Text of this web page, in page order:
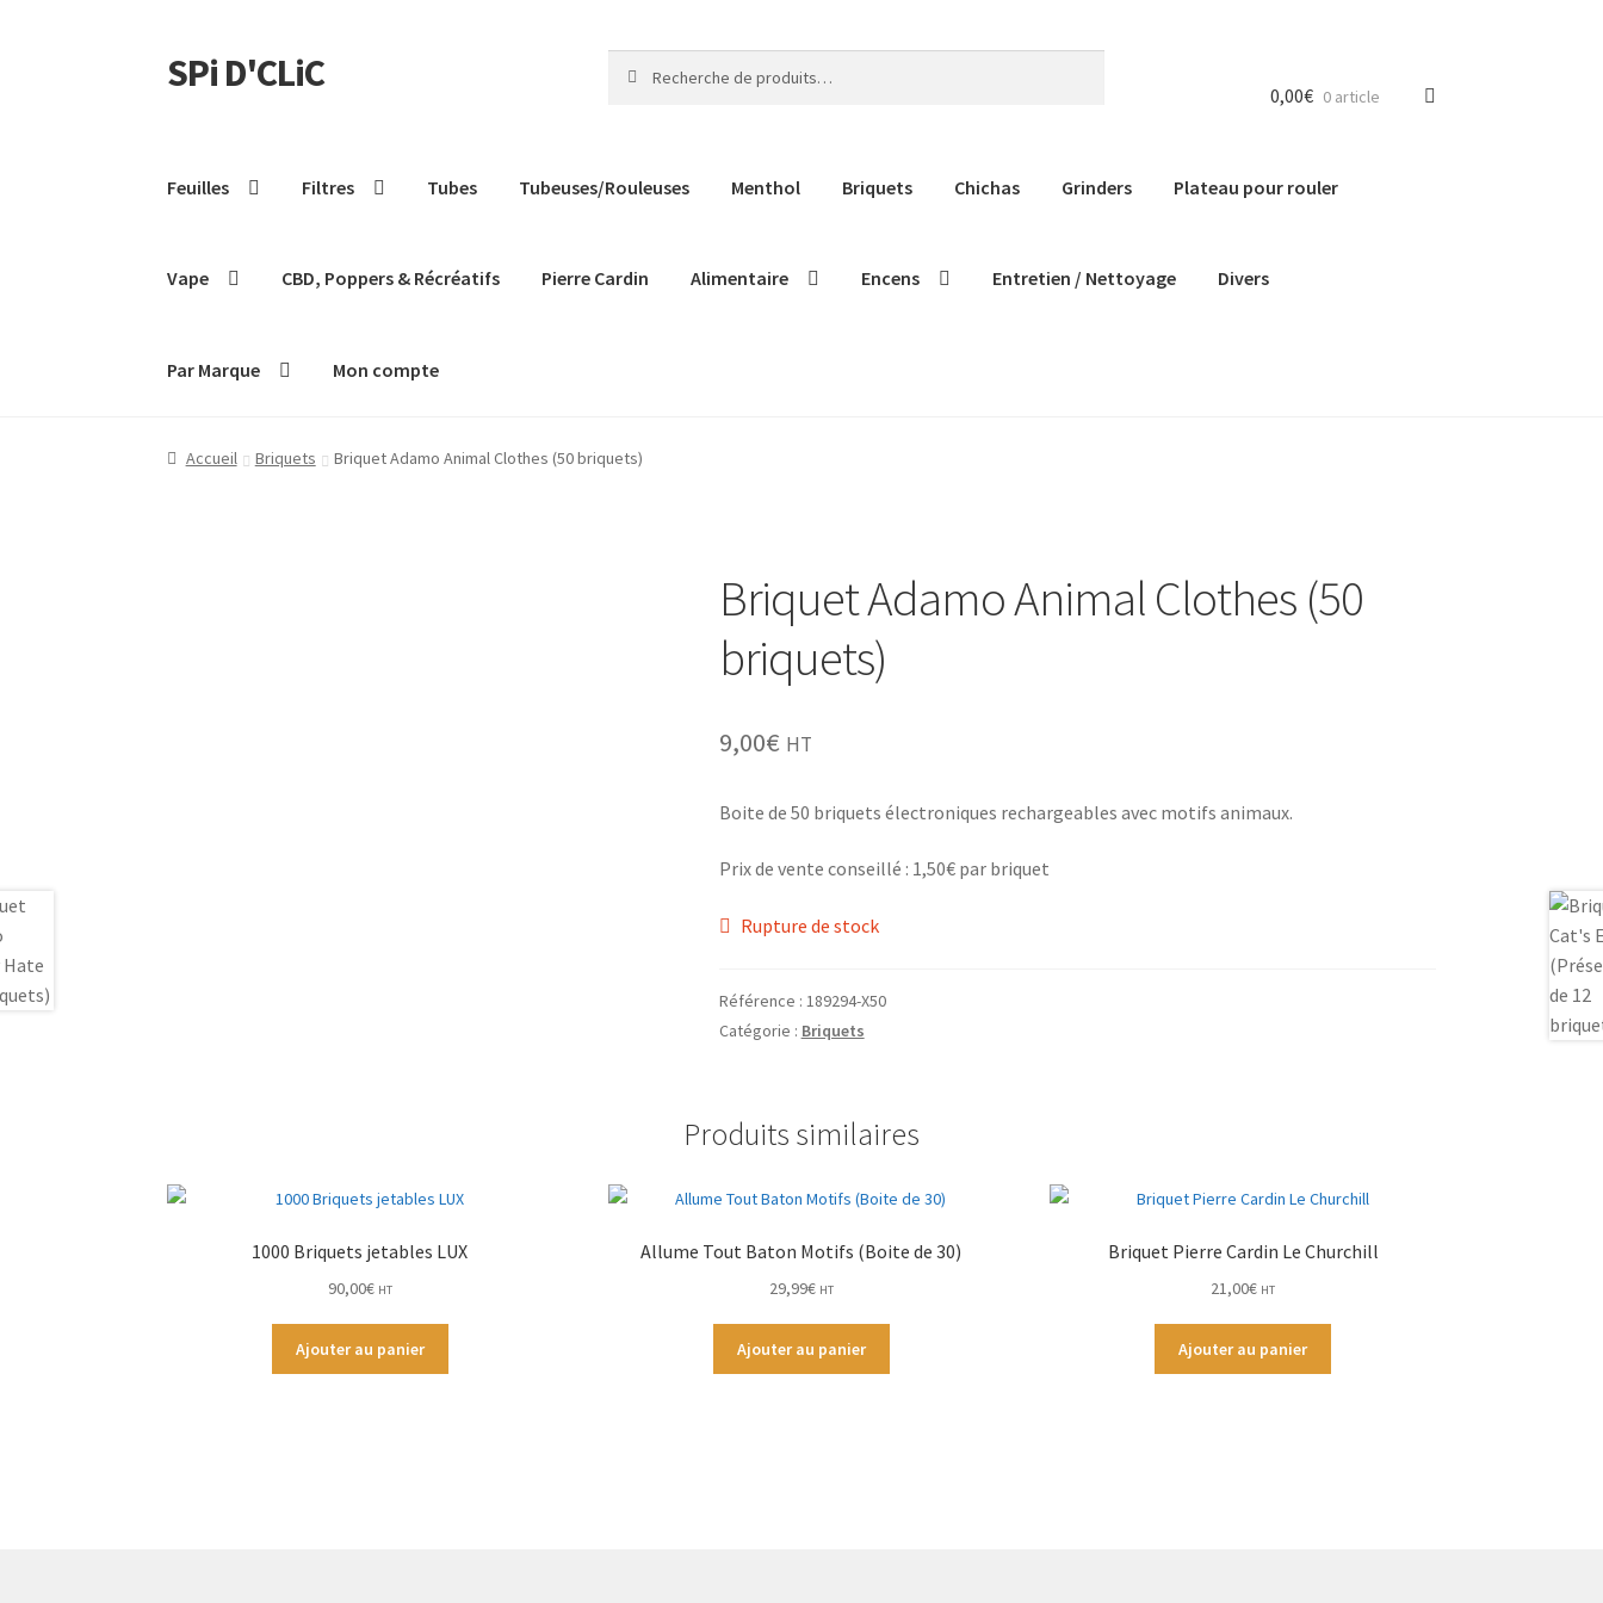
SPi D'CLiC
pour :
0,00€ 0 article
Feuilles Filtres Tubes Tubeuses/Rouleuses Menthol Briquets Chichas Grinders Plateau pour rouler
Vape CBD, Poppers & Récréatifs Pierre Cardin Alimentaire Encens Entretien / Nettoyage Divers
Par Marque Mon compte
Accueil Briquets Briquet Adamo Animal Clothes (50 briquets)
Briquet Adamo Animal Clothes (50
briquets)
9,00€ HT
Boite de 50 briquets électroniques rechargeables avec motifs animaux.
Prix de vente conseillé : 1,50€ par briquet
Rupture de stock
Référence : 189294-X50
Catégorie : Briquets
Produits similaires
1000 Briquets jetables LUX
90,00€ HT
Ajouter au panier
Allume Tout Baton Motifs (Boite de 30)
29,99€ HT
Ajouter au panier
Briquet Pierre Cardin Le Churchill
21,00€ HT
Ajouter au panier